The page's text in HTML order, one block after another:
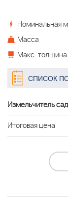
Номинальная
Масса
Макс.
СПИСОК
Измельчитель
Итоговая цена